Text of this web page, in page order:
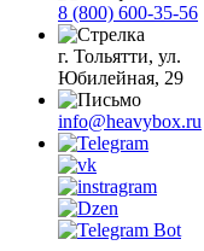
8 (800) 600-35-56
г. Тольятти, ул.
Юбилейная, 29
info@heavybox.ru